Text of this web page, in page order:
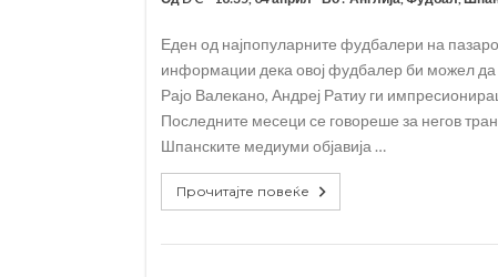
Арсенал со 138 милиони евра
Мурињо воведува строга
Неочекувана „бомба“ од
Еден од најпопуларните фудбалери на
информации дека овој фудбалер би можел
Рајо Валекано, Андреј Ратиу ги
Последните месеци се говореше за негов
Шпанските медиуми објавија …
Прочитајте повеќе